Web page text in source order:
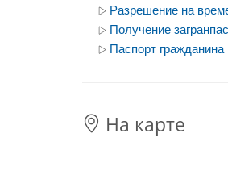
Разрешение на
Получение
Паспорт
На карте